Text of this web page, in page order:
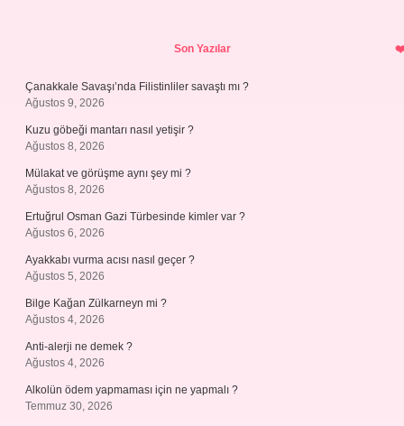
Son Yazılar
Çanakkale Savaşı’nda Filistinliler savaştı mı ?
Ağustos 9, 2026
Kuzu göbeği mantarı nasıl yetişir ?
Ağustos 8, 2026
Mülakat ve görüşme aynı şey mi ?
Ağustos 8, 2026
Ertuğrul Osman Gazi Türbesinde kimler var ?
Ağustos 6, 2026
Ayakkabı vurma acısı nasıl geçer ?
Ağustos 5, 2026
Bilge Kağan Zülkarneyn mi ?
Ağustos 4, 2026
Anti-alerji ne demek ?
Ağustos 4, 2026
Alkolün ödem yapmaması için ne yapmalı ?
Temmuz 30, 2026